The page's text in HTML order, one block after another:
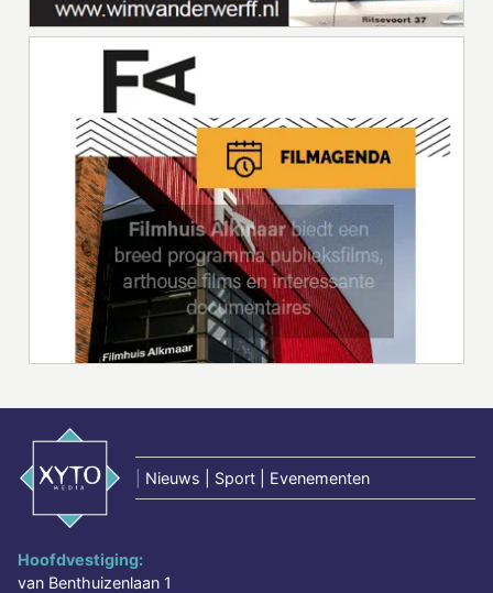
Nieuws | Sport | Evenementen
Hoofdvestiging:
van Benthuizenlaan 1